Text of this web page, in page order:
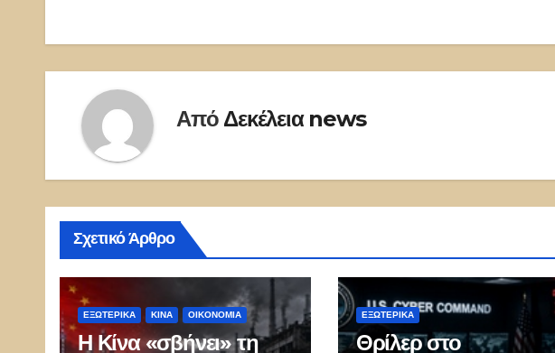
Από Δεκέλεια news
Σχετικό Άρθρο
ΕΞΩΤΕΡΙΚΑ ΚΊΝΑ ΟΙΚΟΝΟΜΙΑ
Η Κίνα «σβήνει» τη
ΕΞΩΤΕΡΙΚΑ
Θρίλερ στο